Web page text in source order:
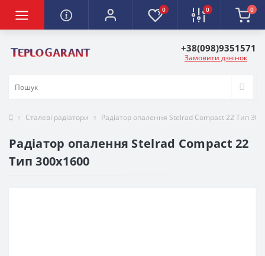
0 0 0
+38(098)9351571
Замовити дзвінок
Сталеві радіатори Радіатор опалення Stelrad Compact 22 Тип
Радіатор опалення Stelrad Compact 22
Тип 300х1600